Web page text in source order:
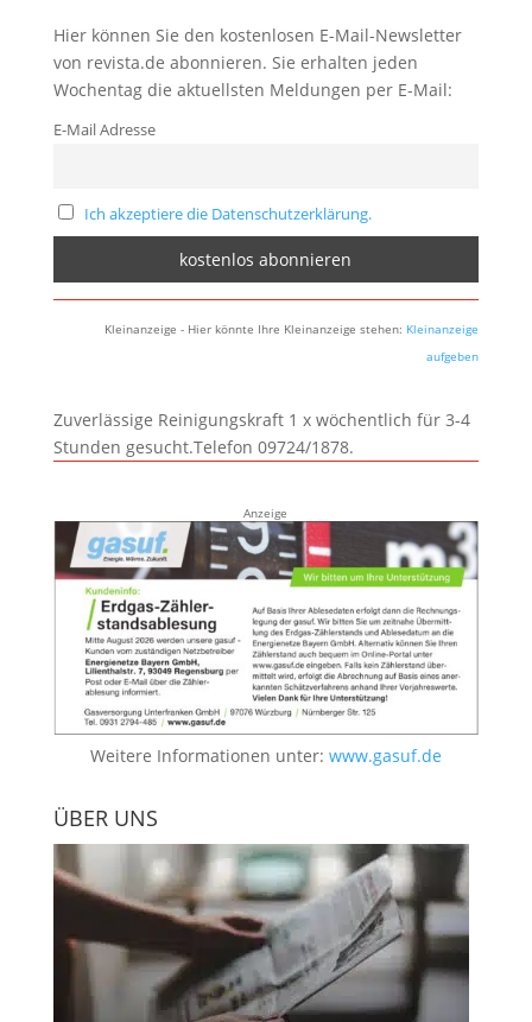
Hier können Sie den kostenlosen E-Mail-Newsletter
von revista.de abonnieren. Sie erhalten jeden
Wochentag die aktuellsten Meldungen per E-Mail:
E-Mail Adresse
Ich akzeptiere die Datenschutzerklärung.
Kleinanzeige - Hier könnte Ihre Kleinanzeige stehen: Kleinanzeige
aufgeben
Zuverlässige Reinigungskraft 1 x wöchentlich für 3-4
Stunden gesucht.Telefon 09724/1878.
Anzeige
Weitere Informationen unter: www.gasuf.de
ÜBER UNS